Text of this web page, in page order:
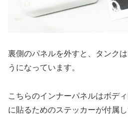
裏側のパネルを外すと、タンク
うになっています。
こちらのインナーパネルはボデ
に貼るためのステッカーが付属し